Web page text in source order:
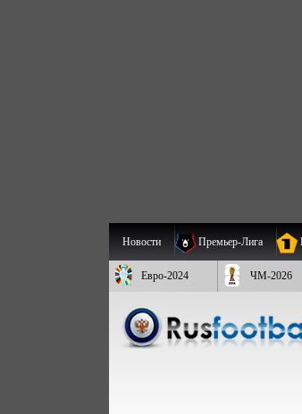
Новости Премьер-Лига
Евро-2024 ЧМ-2026